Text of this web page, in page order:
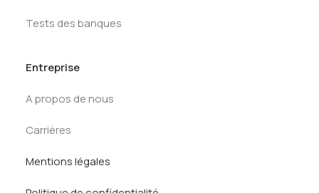
Tests des banques
Entreprise
A propos de nous
Carrières
Mentions légales